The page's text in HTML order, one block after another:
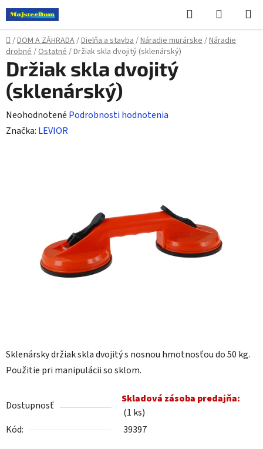
Prejsť
na
obsah
Hľadať
KOŠÍK
Domov
/DOM A ZÁHRADA/Dielňa a stavba/Náradie murárske/Náradie
drobné/Ostatné/Držiak skla dvojitý (sklenárský)
Sklenársky držiak skla dvojitý s nosnou hmotnosťou do 50 kg.
Použitie pri manipulácii so sklom.
Dostupnosť
Skladová zásoba predajňa:
(1 ks)
Kód:
39397
Držiak skla dvojitý
(sklenárský)
Priemerné
hodnotenie
Neohodnotené Podrobnosti hodnotenia
Značka: LEVIOR